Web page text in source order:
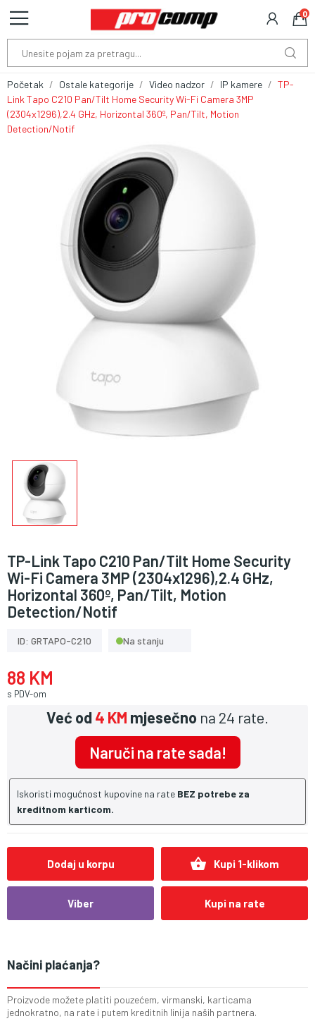
0
Početak Ostale kategorije Video nadzor IP kamere
TP-
Link Tapo C210 Pan/Tilt Home Security Wi-Fi Camera 3MP
(2304x1296),2.4 GHz, Horizontal 360º, Pan/Tilt, Motion
Detection/Notif
TP-Link Tapo C210 Pan/Tilt Home Security
Wi-Fi Camera 3MP (2304x1296),2.4 GHz,
Horizontal 360º, Pan/Tilt, Motion
Detection/Notif
ID: GRTAPO-C210 Na stanju
88 KM
s PDV-om
Već od4 KM mjesečno na 24 rate.
Naruči na rate sada!
Iskoristi mogućnost kupovine na rate BEZ potrebe za
kreditnom karticom.
Dodaj u korpu shopping_basket Kupi 1-klikom
Viber Kupi na rate
Načini plaćanja?
Proizvode možete platiti pouzećem, virmanski, karticama
jednokratno, na rate i putem kreditnih linija naših partnera.